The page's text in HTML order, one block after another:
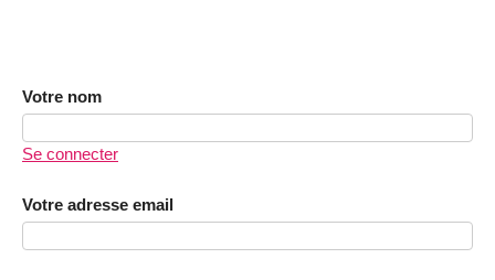
Votre nom
Se connecter
Votre adresse email